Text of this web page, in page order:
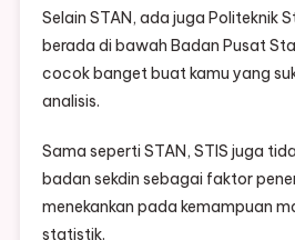
Selain STAN, ada juga Politeknik
berada di bawah Badan Pusat
cocok banget buat kamu yang
analisis.
Sama seperti STAN, STIS juga
badan sekdin sebagai faktor
menekankan pada kemampuan
statistik.